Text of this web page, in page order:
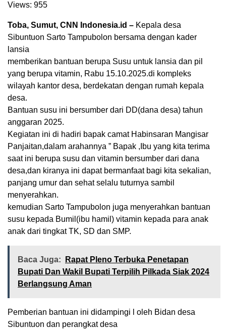
Views: 955
Toba, Sumut, CNN Indonesia.id – Kepala desa
Sibuntuon Sarto Tampubolon bersama dengan kader
lansia
memberikan bantuan berupa Susu untuk lansia dan pil
yang berupa vitamin, Rabu 15.10.2025.di kompleks
wilayah kantor desa, berdekatan dengan rumah kepala
desa.
Bantuan susu ini bersumber dari DD(dana desa) tahun
anggaran 2025.
Kegiatan ini di hadiri bapak camat Habinsaran Mangisar
Panjaitan,dalam arahannya ” Bapak ,Ibu yang kita terima
saat ini berupa susu dan vitamin bersumber dari dana
desa,dan kiranya ini dapat bermanfaat bagi kita sekalian,
panjang umur dan sehat selalu tuturnya sambil
menyerahkan.
kemudian Sarto Tampubolon juga menyerahkan bantuan
susu kepada Bumil(ibu hamil) vitamin kepada para anak
anak dari tingkat TK, SD dan SMP.
Baca Juga:
Rapat Pleno Terbuka Penetapan
Bupati Dan Wakil Bupati Terpilih Pilkada Siak 2024
Berlangsung Aman
Pemberian bantuan ini didampingi l oleh Bidan desa
Sibuntuon dan perangkat desa